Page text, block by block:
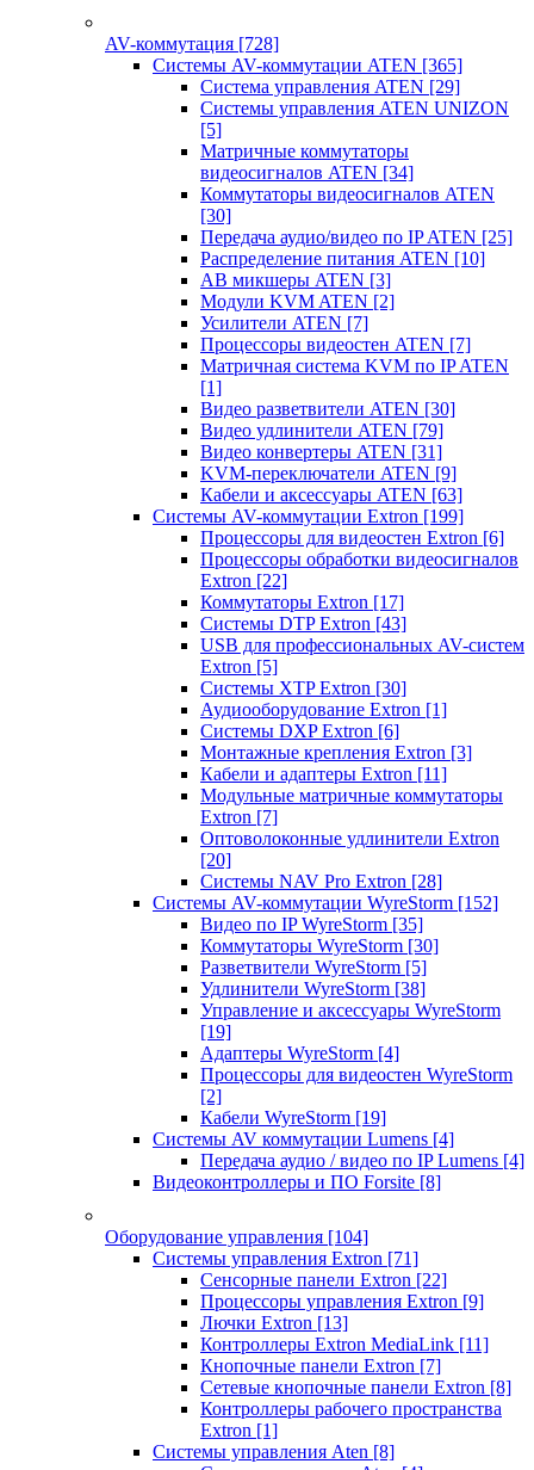
AV-коммутация [728]
Системы AV-коммутации ATEN [365]
Система управления ATEN [29]
Системы управления ATEN UNIZON
[5]
Матричные коммутаторы
видеосигналов ATEN [34]
Коммутаторы видеосигналов ATEN
[30]
Передача аудио/видео по IP ATEN [25]
Распределение питания ATEN [10]
АВ микшеры ATEN [3]
Модули KVM ATEN [2]
Усилители ATEN [7]
Процессоры видеостен ATEN [7]
Матричная система KVM по IP ATEN
[1]
Видео разветвители ATEN [30]
Видео удлинители ATEN [79]
Видео конвертеры ATEN [31]
KVM-переключатели ATEN [9]
Кабели и аксессуары ATEN [63]
Системы AV-коммутации Extron [199]
Процессоры для видеостен Extron [6]
Процессоры обработки видеосигналов
Extron [22]
Коммутаторы Extron [17]
Системы DTP Extron [43]
USB для профессиональных AV-систем
Extron [5]
Системы XTP Extron [30]
Аудиооборудование Extron [1]
Системы DXP Extron [6]
Монтажные крепления Extron [3]
Кабели и адаптеры Extron [11]
Модульные матричные коммутаторы
Extron [7]
Оптоволоконные удлинители Extron
[20]
Системы NAV Pro Extron [28]
Системы AV-коммутации WyreStorm [152]
Видео по IP WyreStorm [35]
Коммутаторы WyreStorm [30]
Разветвители WyreStorm [5]
Удлинители WyreStorm [38]
Управление и аксессуары WyreStorm
[19]
Адаптеры WyreStorm [4]
Процессоры для видеостен WyreStorm
[2]
Кабели WyreStorm [19]
Системы AV коммутации Lumens [4]
Передача аудио / видео по IP Lumens [4]
Видеоконтроллеры и ПО Forsite [8]
Оборудование управления [104]
Системы управления Extron [71]
Сенсорные панели Extron [22]
Процессоры управления Extron [9]
Лючки Extron [13]
Контроллеры Extron MediaLink [11]
Кнопочные панели Extron [7]
Сетевые кнопочные панели Extron [8]
Контроллеры рабочего пространства
Extron [1]
Системы управления Aten [8]